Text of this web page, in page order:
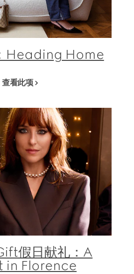
Heading Home
查看此项
假日献礼：A
in Florence